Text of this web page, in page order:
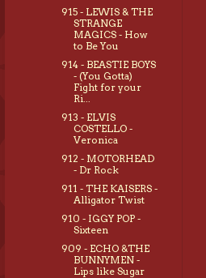
915 - LEWIS & THE
STRANGE
MAGICS - How
to Be You
914 - BEASTIE BOYS
- (You Gotta)
Fight for your
Ri...
913 - ELVIS
COSTELLO -
Veronica
912 - MOTORHEAD
- Dr Rock
911 - THE KAISERS -
Alligator Twist
910 - IGGY POP -
Sixteen
909 - ECHO &THE
BUNNYMEN -
Lips like Sugar